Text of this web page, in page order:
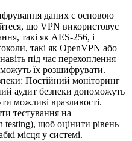
даних є основою
що VPN використовує
такі як AES-256, і
такі як OpenVPN або
під час перехоплення
їх розшифрувати.
Постійний моніторинг
аудит безпеки допоможуть
можливі вразливості.
тестування на
щоб оцінити рівень
місця у системі.